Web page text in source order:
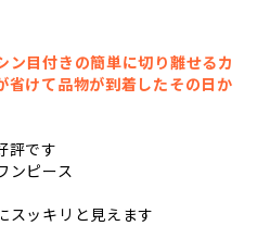
ン目付きの簡単に切り離せるカ
けて品物が到着したその日か
評です
ンピース
スッキリと見えます